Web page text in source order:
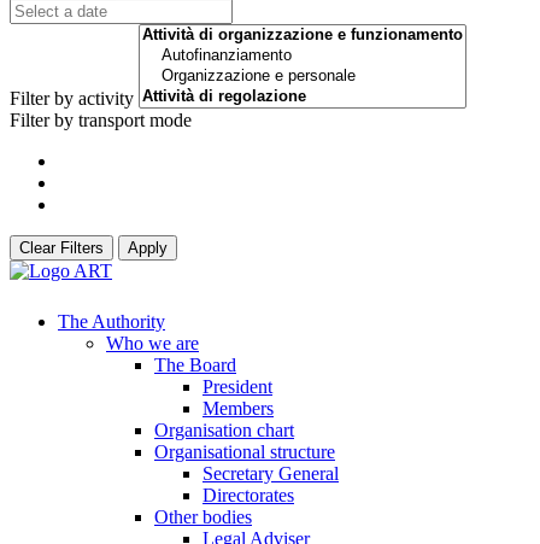
Filter by activity
Filter by transport mode
Clear Filters Apply
The Authority
Who we are
The Board
President
Members
Organisation chart
Organisational structure
Secretary General
Directorates
Other bodies
Legal Adviser